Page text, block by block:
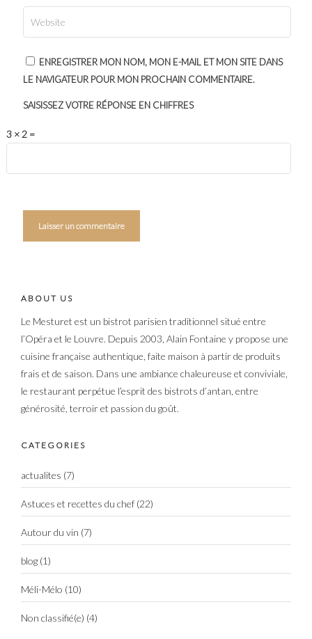
ENREGISTRER MON NOM, MON E-MAIL ET MON SITE DANS
LE NAVIGATEUR POUR MON PROCHAIN COMMENTAIRE.
SAISISSEZ VOTRE RÉPONSE EN CHIFFRES
3 × 2 =
ABOUT US
Le Mesturet est un bistrot parisien traditionnel situé entre
l’Opéra et le Louvre. Depuis 2003, Alain Fontaine y propose une
cuisine française authentique, faite maison à partir de produits
frais et de saison. Dans une ambiance chaleureuse et conviviale,
le restaurant perpétue l’esprit des bistrots d’antan, entre
générosité, terroir et passion du goût.
CATEGORIES
actualites (7)
Astuces et recettes du chef (22)
Autour du vin (7)
blog (1)
Méli-Mélo (10)
Non classifié(e) (4)